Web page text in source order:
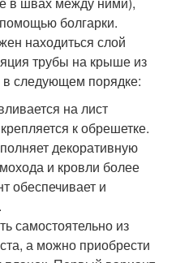
болгарки.
находиться слой
трубы на крыше из
следующем порядке:
на лист
к обрешетке.
декоративную
и кровли более
обеспечивает и
самостоятельно из
а можно приобрести